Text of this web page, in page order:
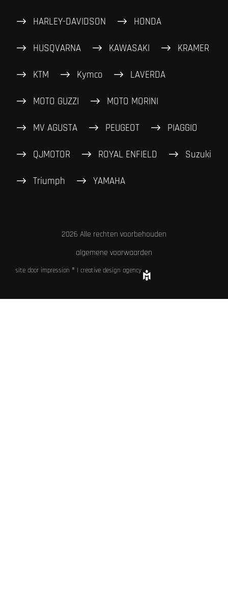
HARLEY-DAVIDSON HONDA
HUSQVARNA KAWASAKI KRAMER
KTM Kymco LAVERDA
MOTO GUZZI MOTO MORINI
MV AGUSTA PEUGEOT PIAGGIO
QJMOTOR ROYAL ENFIELD Suzuki
Triumph YAMAHA
2026 Alle rechten voorbehouden
algemene voorwaarden
site door impression ® | creative design agency